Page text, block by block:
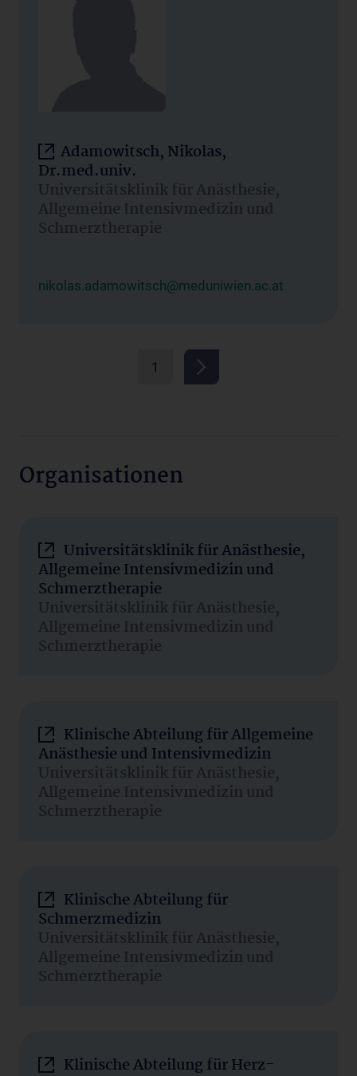
Adamowitsch, Nikolas,
Dr.med.univ.
Universitätsklinik für Anästhesie,
Allgemeine Intensivmedizin und
Schmerztherapie
nikolas.adamowitsch@meduniwien.ac.at
1
Organisationen
Universitätsklinik für Anästhesie,
Allgemeine Intensivmedizin und
Schmerztherapie
Universitätsklinik für Anästhesie,
Allgemeine Intensivmedizin und
Schmerztherapie
Klinische Abteilung für Allgemeine
Anästhesie und Intensivmedizin
Universitätsklinik für Anästhesie,
Allgemeine Intensivmedizin und
Schmerztherapie
Klinische Abteilung für
Schmerzmedizin
Universitätsklinik für Anästhesie,
Allgemeine Intensivmedizin und
Schmerztherapie
Klinische Abteilung für Herz-